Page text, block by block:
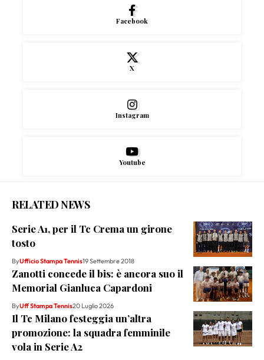
Facebook
X
Instagram
Youtube
RELATED NEWS
Serie A1, per il Tc Crema un girone
tosto
ByUfficio Stampa Tennis19 Settembre 2018
Zanotti concede il bis: è ancora suo il
Memorial Gianluca Capardoni
ByUff Stampa Tennis20 Luglio 2026
Il Tc Milano festeggia un’altra
promozione: la squadra femminile
vola in Serie A2